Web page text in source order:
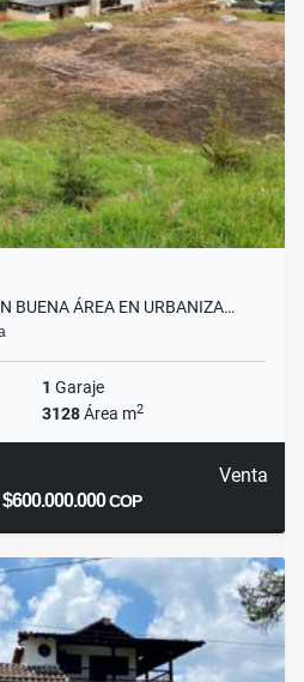
BUENA ÁREA EN URBANIZA…
1 Garaje
3128Área m2
Venta
$600.000.000COP